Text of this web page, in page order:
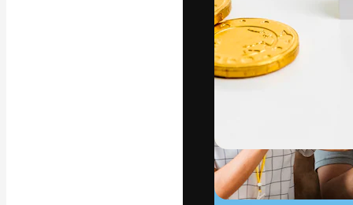
Copyright ©